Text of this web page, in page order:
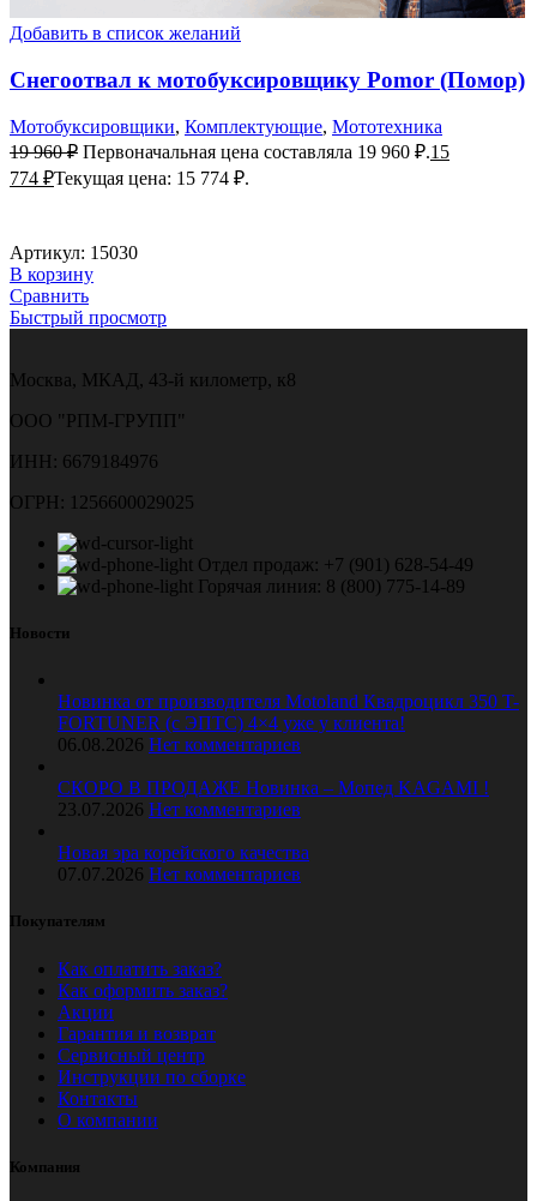
Добавить в список желаний
Снегоотвал к мотобуксировщику Pomor (Помор)
Мотобуксировщики, Комплектующие, Мототехника
19 960₽ Первоначальная цена составляла 19 960 ₽.15
774 ₽Текущая цена: 15 774 ₽.
Артикул: 15030
В корзину
Сравнить
Быстрый просмотр
Москва, МКАД, 43-й километр, к8
ООО "РПМ-ГРУПП"
ИНН: 6679184976
ОГРН: 1256600029025
Отдел продаж: +7 (901) 628-54-49
Горячая линия: 8 (800) 775-14-89
Новости
Новинка от производителя Motoland Квадроцикл 350 T-
FORTUNER (с ЭПТС) 4×4 уже у клиента!
06.08.2026 Нет комментариев
СКОРО В ПРОДАЖЕ Новинка – Мопед KAGAMI !
23.07.2026 Нет комментариев
Новая эра корейского качества
07.07.2026 Нет комментариев
Покупателям
Как оплатить заказ?
Как оформить заказ?
Акции
Гарантия и возврат
Сервисный центр
Инструкции по сборке
Контакты
О компании
Компания